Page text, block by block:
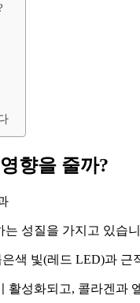
향을 줄까?
성질을 가지고 있습
색 빛(레드 LED)과
활성화되고, 콜라겐과